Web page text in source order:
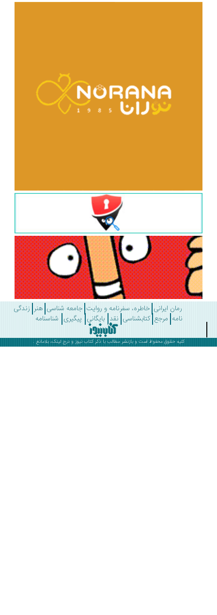
رمان ایرانی خاطره، سفرنامه و روایت جامعه شناسی هنر زندگی
مرجع کتابشناسی نقد بایگانی پیگیری شناسنامه
کلیه حقوق محفوظ است و بازنشر مطالب با ذکرکتاب نیوز و درج لینک، بلامانع .